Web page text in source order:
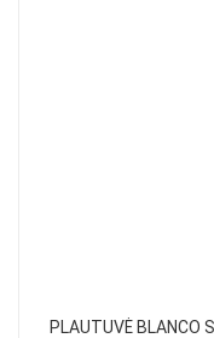
PLAUTUVĖ BLANCO